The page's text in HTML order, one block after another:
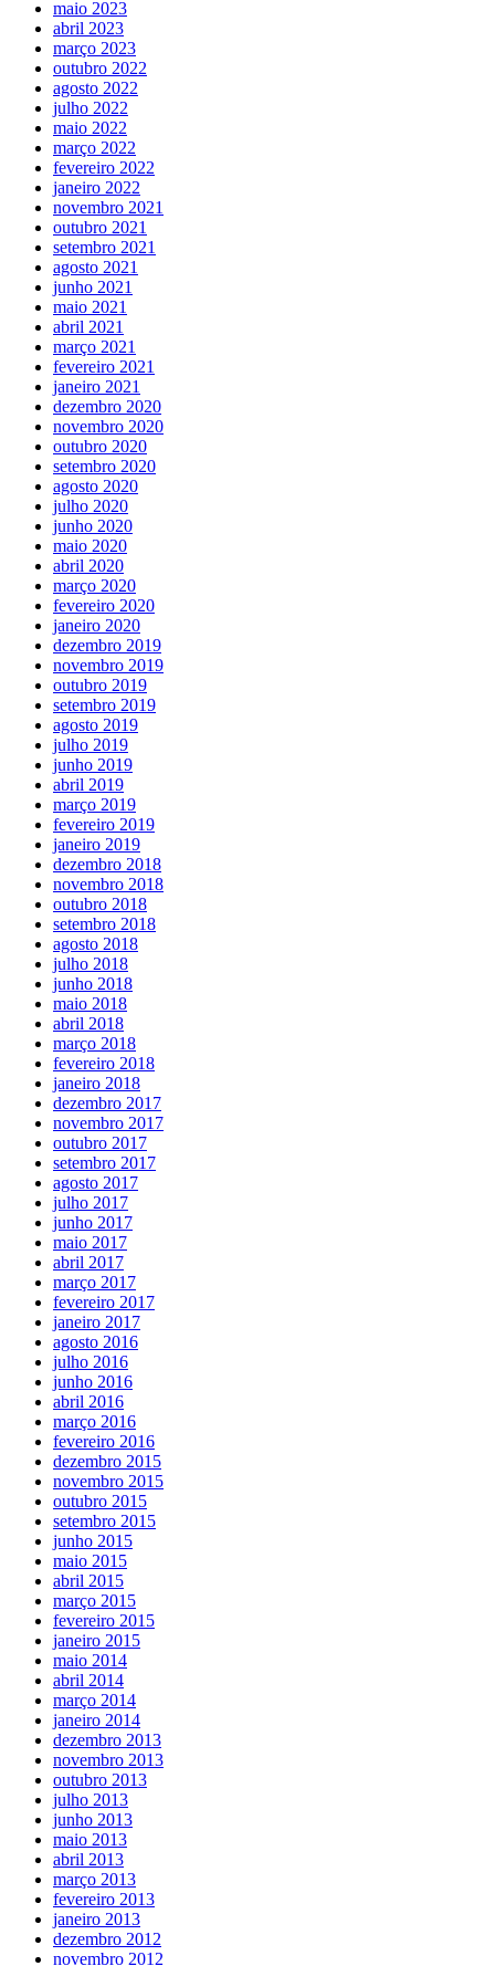
maio 2023
abril 2023
março 2023
outubro 2022
agosto 2022
julho 2022
maio 2022
março 2022
fevereiro 2022
janeiro 2022
novembro 2021
outubro 2021
setembro 2021
agosto 2021
junho 2021
maio 2021
abril 2021
março 2021
fevereiro 2021
janeiro 2021
dezembro 2020
novembro 2020
outubro 2020
setembro 2020
agosto 2020
julho 2020
junho 2020
maio 2020
abril 2020
março 2020
fevereiro 2020
janeiro 2020
dezembro 2019
novembro 2019
outubro 2019
setembro 2019
agosto 2019
julho 2019
junho 2019
abril 2019
março 2019
fevereiro 2019
janeiro 2019
dezembro 2018
novembro 2018
outubro 2018
setembro 2018
agosto 2018
julho 2018
junho 2018
maio 2018
abril 2018
março 2018
fevereiro 2018
janeiro 2018
dezembro 2017
novembro 2017
outubro 2017
setembro 2017
agosto 2017
julho 2017
junho 2017
maio 2017
abril 2017
março 2017
fevereiro 2017
janeiro 2017
agosto 2016
julho 2016
junho 2016
abril 2016
março 2016
fevereiro 2016
dezembro 2015
novembro 2015
outubro 2015
setembro 2015
junho 2015
maio 2015
abril 2015
março 2015
fevereiro 2015
janeiro 2015
maio 2014
abril 2014
março 2014
janeiro 2014
dezembro 2013
novembro 2013
outubro 2013
julho 2013
junho 2013
maio 2013
abril 2013
março 2013
fevereiro 2013
janeiro 2013
dezembro 2012
novembro 2012